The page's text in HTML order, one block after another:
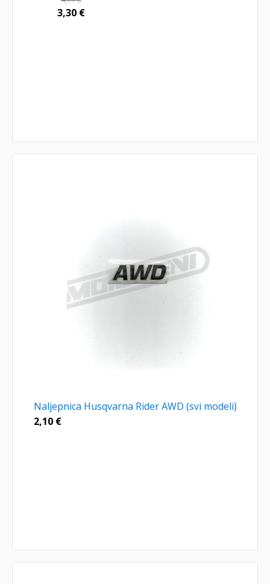
3,30 €
Naljepnica Husqvarna Rider AWD (svi modeli)
2,10 €